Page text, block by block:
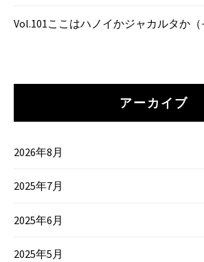
Vol.101ここはハノイかジャカルタか（
アーカイブ
2026年8月
2025年7月
2025年6月
2025年5月